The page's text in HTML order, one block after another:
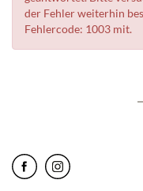
der Fehler weiterhin
Fehlercode: 1003 mit.